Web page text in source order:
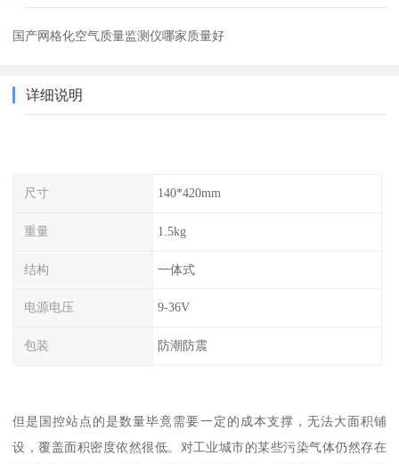
国产网格化空气质量监测仪哪家质量好
详细说明
尺寸 140*420mm
重量 1.5kg
结构 一体式
电源电压 9-36V
包装 防潮防震
但是国控站点的是数量毕竟需要一定的成本支撑，无法大面积铺
设，覆盖面积密度依然很低。对工业城市的某些污染气体仍然存在